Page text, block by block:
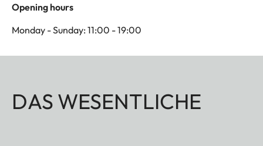
Opening hours
Monday - Sunday: 11:00 - 19:00
DAS WESENTLICHE